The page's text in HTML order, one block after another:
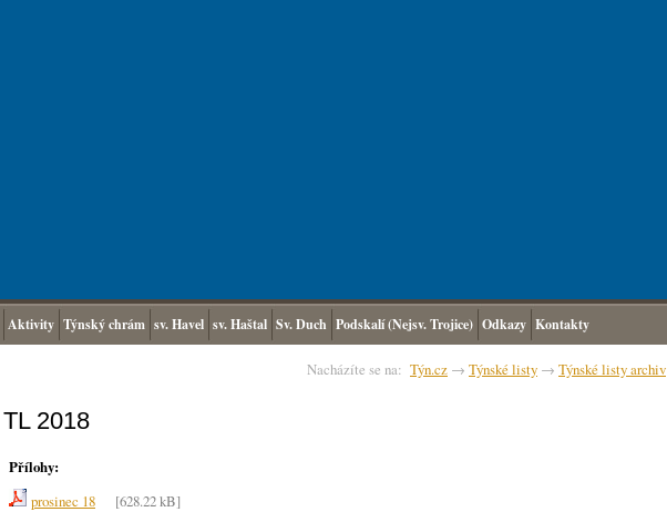
Aktivity Týnský chrám sv. Havel sv. Haštal Sv. Duch Podskalí (Nejsv. Trojice) Odkazy Kontakty
Nacházíte se na: Týn.cz → Týnské listy → Týnské listy archiv
TL 2018
Přílohy:
prosinec 18
[628.22 kB]